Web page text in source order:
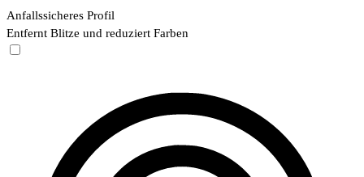
Anfallssicheres Profil
Entfernt Blitze und reduziert Farben